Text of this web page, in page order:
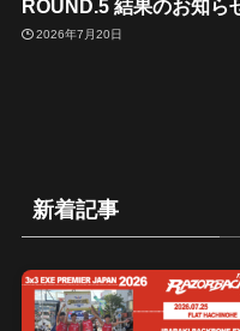
ROUND.5 結果のお知ら
2026年7月20日
新着記事